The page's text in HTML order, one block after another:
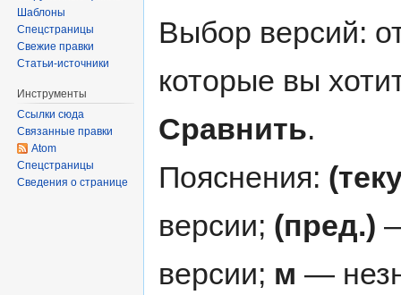
Выбор версий:
которые вы
Сравнить.
Пояснения:
версии; (пред.)
версии; м —
Шаблоны
Спецстраницы
Свежие правки
Статьи-источники
Инструменты
Ссылки сюда
Связанные правки
Atom
Спецстраницы
Сведения о странице